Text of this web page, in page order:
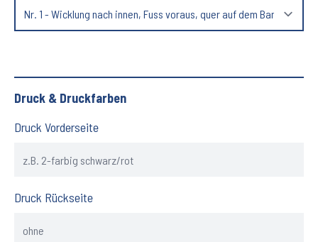
Druck & Druckfarben
Druck Vorderseite
Druck Rückseite